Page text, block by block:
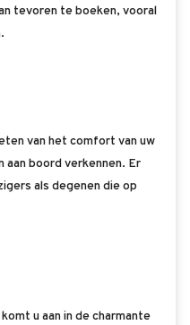
tevoren te boeken, vooral
van het comfort van uw
boord verkennen. Er
als degenen die op
u aan in de charmante